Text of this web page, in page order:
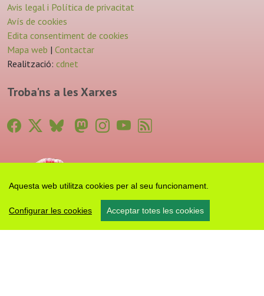
Aquesta web utilitza cookies per al seu funcionament.
Configurar les cookies Acceptar totes les cookies
Avis legal i Política de privacitat
Avís de cookies
Edita consentiment de cookies
Mapa web | Contactar
Realització: cdnet
Troba'ns a les Xarxes